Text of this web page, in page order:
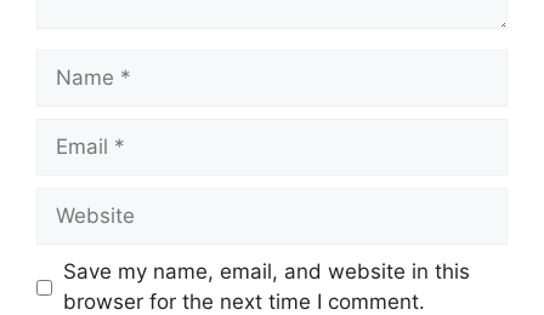
Save my name, email, and website in this
browser for the next time I comment.